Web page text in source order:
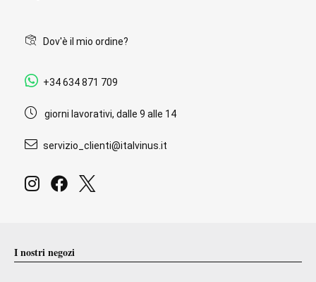
Dov'è il mio ordine?
+34 634 871 709
giorni lavorativi, dalle 9 alle 14
servizio_clienti@italvinus.it
I nostri negozi